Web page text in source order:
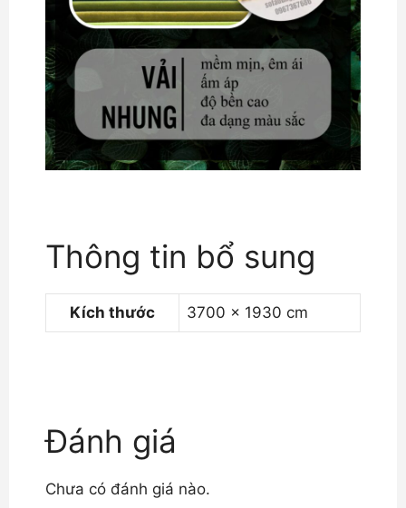
Thông tin bổ sung
Kích thước 3700 × 1930 cm
Đánh giá
Chưa có đánh giá nào.